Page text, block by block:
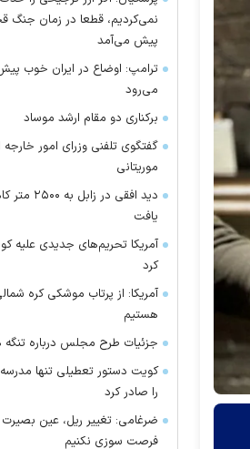
نمی‌کردیم، قطعا در زمان جنگ
پیش می‌آمد
ترامپ: اوضاع در ایران خوب
می‌رود
برکناری دو مقام ارشد موساد
گفتگوی تلفنی وزرای امور خارجه
موریتانی
دید افقی در زابل
یافت
آمریکا تحریم‌های جدیدی علیه
کرد
آمریکا: از پرتاب موشکی کره
هستیم
جزئیات طرح مجلس درباره تنگه
کویت دستور تعطیلی تنها مدرسه
را صادر کرد
ضرغامی: تغییر ریل، عین
فرصت سوزی نکنیم